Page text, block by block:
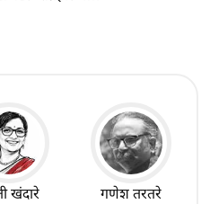
खंदारे गणेश तरतरे